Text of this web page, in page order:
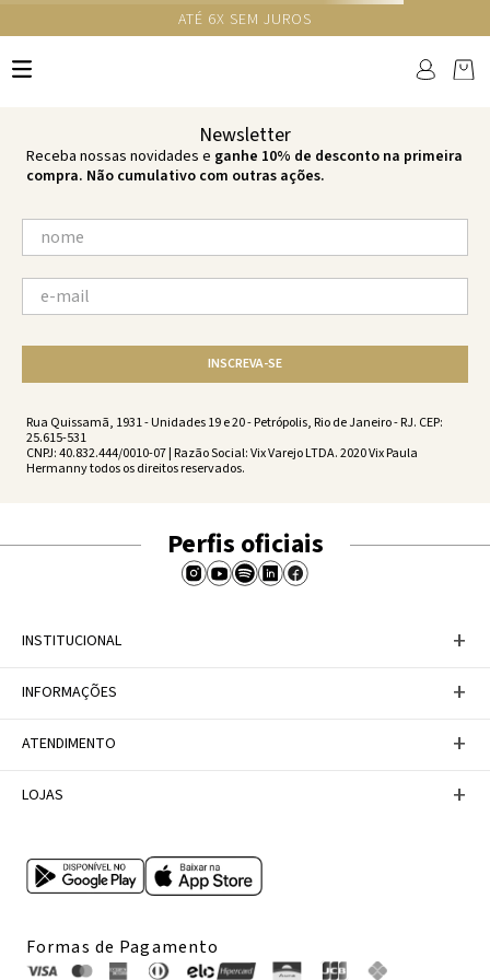
GANHE 10% NA PRIMEIRA COMPRA COM O CUPOM NEWS10
não encontramos resultados para:
'calcinha-rafa-cheeky-cobre-cobre-
vs241140-1687'
O que você está procurando?